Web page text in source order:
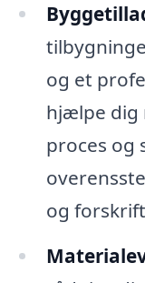
og et
hjælpe dig
proces og
og